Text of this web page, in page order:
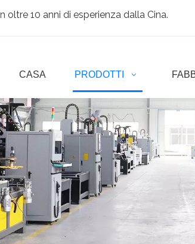
10 anni di esperienza dalla Cina.
CASA PRODOTTI